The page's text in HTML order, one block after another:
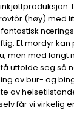
(høy) med
fantastisk
Et mordyr kan
men med langt
utfolde seg så
av bur- og
av
får vi virkelig